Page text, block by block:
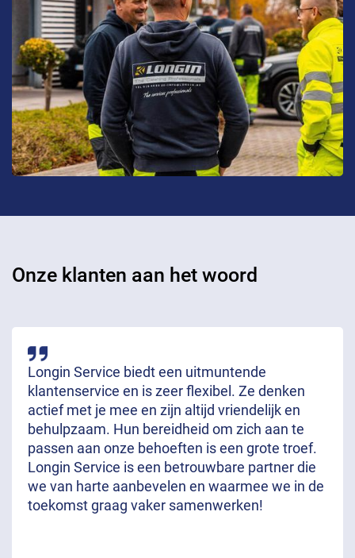
Onze klanten aan het woord
Longin Service biedt een uitmuntende
klantenservice en is zeer flexibel. Ze denken
actief met je mee en zijn altijd vriendelijk en
behulpzaam. Hun bereidheid om zich aan te
passen aan onze behoeften is een grote troef.
Longin Service is een betrouwbare partner die
we van harte aanbevelen en waarmee we in de
toekomst graag vaker samenwerken!